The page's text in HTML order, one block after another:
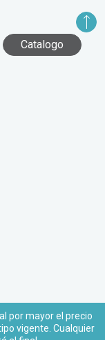
Catalogo
por mayor el precio
vigente. Cualquier